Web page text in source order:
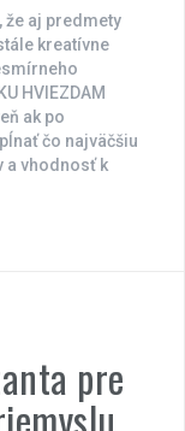
že aj predmety
kreatívne
HVIEZDAM
ak po
čo najväčšiu
a vhodnosť k
pre